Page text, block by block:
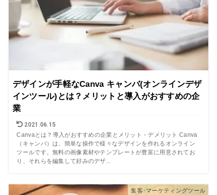
デザインが手軽なCanva キャンバ(オンラインデザ
インツール)とは？メリットと導入がおすすめの企
業
2021.06.15
Canvaとは？導入がおすすめの企業とメリット・デメリット Canva
（キャンバ）は、簡単な操作で様々なデザインを作れるオンライン
ツールです。無料の画像素材やテンプレートが豊富に用意されてお
り、それらを編集して好みのデザ...
集客･マーケティングツール